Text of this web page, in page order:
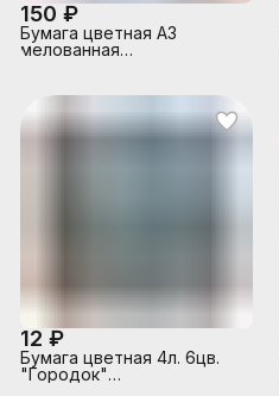
150 ₽
Бумага цветная А3
мелованная
12 ₽
Бумага цветная 4л. 6цв.
"Городок"